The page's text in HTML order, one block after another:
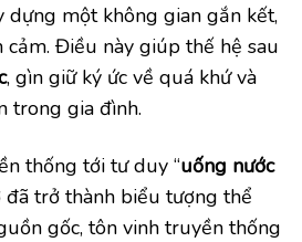
dựng một không gian gắn kết,
Điều này giúp thế hệ sau
, gìn giữ ký ức về quá khứ và
trong gia đình.
thống tới tư duy “uống nước
đã trở thành biểu tượng thể
gốc, tôn vinh truyền thống